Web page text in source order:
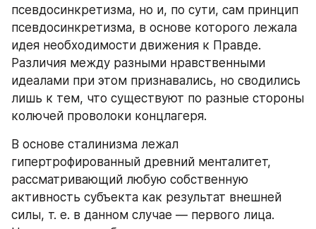
псевдосинкретизма, но и, по сути, сам принцип
псевдосинкретизма, в основе которого лежала
идея необходимости движения к Правде.
Различия между разными нравственными
идеалами при этом признавались, но сводились
лишь к тем, что существуют по разные стороны
колючей проволоки концлагеря.
В основе сталинизма лежал
гипертрофированный древний менталитет,
рассматривающий любую собственную
активность субъекта как результат внешней
силы, т. е. в данном случае — первого лица.